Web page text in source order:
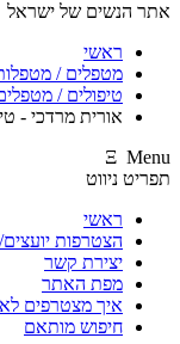
אתר הנשים של ישראל
ראשי
מטפלים /
טיפולים /
אורית מרדכי -
Ξ Menu
תפריט ניווט
ראשי
הצטרפות
יצירת קשר
מפת האתר
איך מצטרפים
חיפוש מותאם